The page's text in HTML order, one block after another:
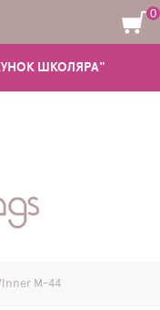
ШКОЛЯРА"
0
M-44